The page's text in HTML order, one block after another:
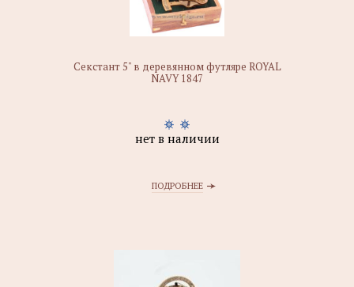
Секстант 5" в деревянном футляре ROYAL
NAVY 1847
нет в наличии
ПОДРОБНЕЕ